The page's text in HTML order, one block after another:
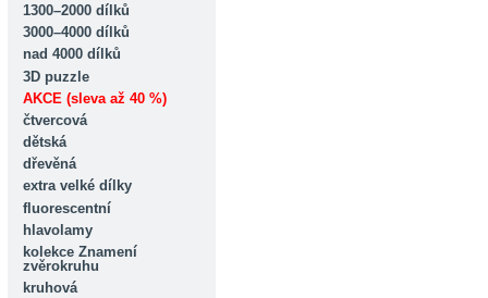
1300–2000 dílků
3000–4000 dílků
nad 4000 dílků
3D puzzle
AKCE (sleva až 40 %)
čtvercová
dětská
dřevěná
extra velké dílky
fluorescentní
hlavolamy
kolekce Znamení
zvěrokruhu
kruhová